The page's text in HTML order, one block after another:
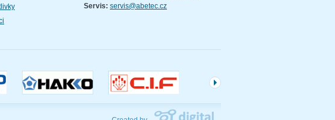
Servis: servis@abetec.cz